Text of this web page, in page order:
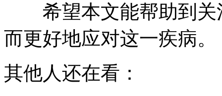
希望本文能帮助到关
而更好地应对这一疾病。
其他人还在看：